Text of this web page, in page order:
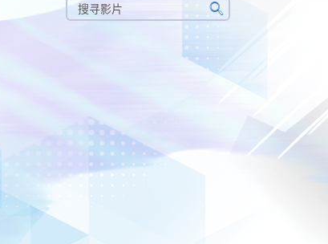
搜
寻
搜
寻